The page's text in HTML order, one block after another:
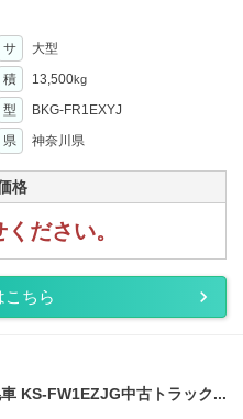
サ
大型
積 13,500kg
型
BKG-FR1EXYJ
県 神奈川県
格
ださい。
こちら
KS-FW1EZJG中古トラック...